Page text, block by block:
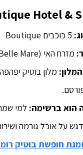
Hotel &
5 כוכבים Boutique
מזרח האי (Belle Mare)
הוא ברשימה:
על אוכל גורמה
חופשת בוטיק